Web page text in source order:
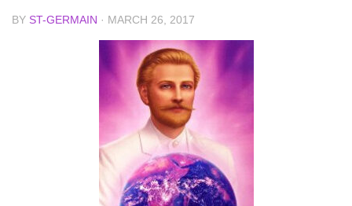
BY ST-GERMAIN · MARCH 26, 2017